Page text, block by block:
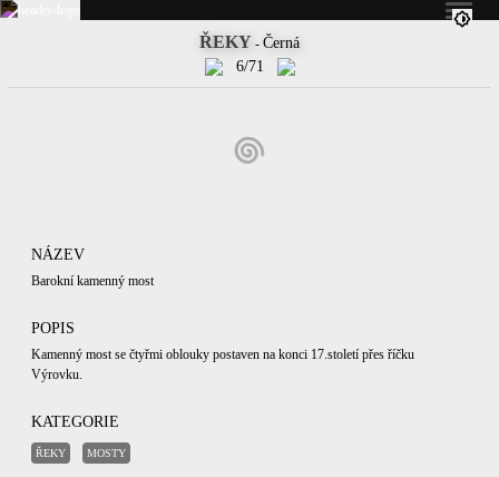
ŘEKY - Černá
6/71
NÁZEV
Barokní kamenný most
POPIS
Kamenný most se čtyřmi oblouky postaven na konci 17.století přes říčku
Výrovku.
KATEGORIE
ŘEKY MOSTY